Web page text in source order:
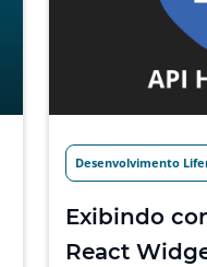
Desenvolvimento
Exibindo
React